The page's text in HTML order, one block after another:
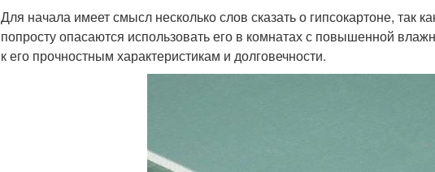
Для начала имеет смысл несколько слов сказать о гипсокартоне, так
попросту опасаются использовать его в комнатах с повышенной
к его прочностным характеристикам и долговечности.